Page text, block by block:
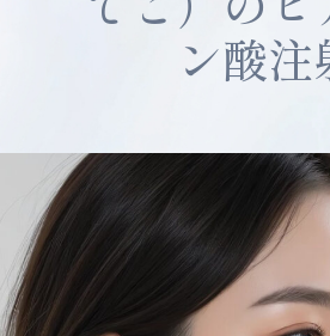
ン酸注